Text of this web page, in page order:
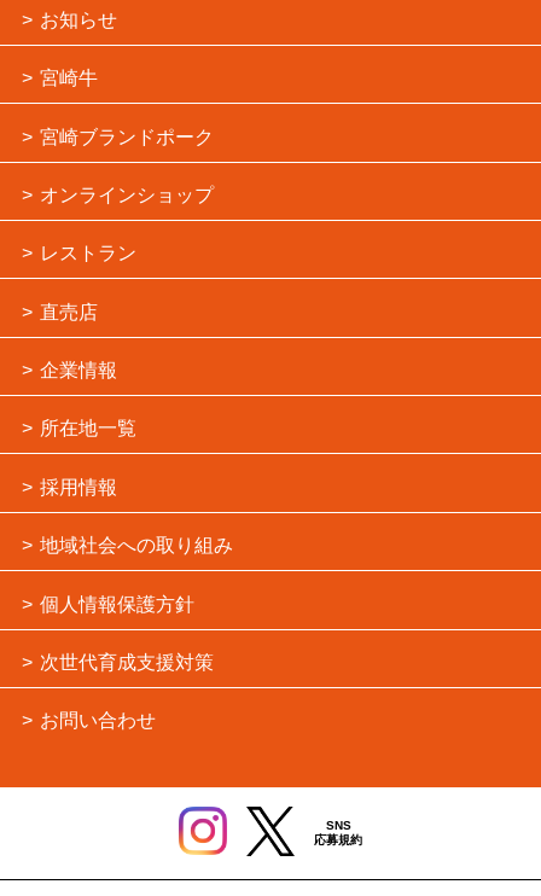
お知らせ
宮崎牛
宮崎ブランドポーク
オンラインショップ
レストラン
直売店
企業情報
所在地一覧
採用情報
地域社会への取り組み
個人情報保護方針
次世代育成支援対策
お問い合わせ
SNS
応募規約